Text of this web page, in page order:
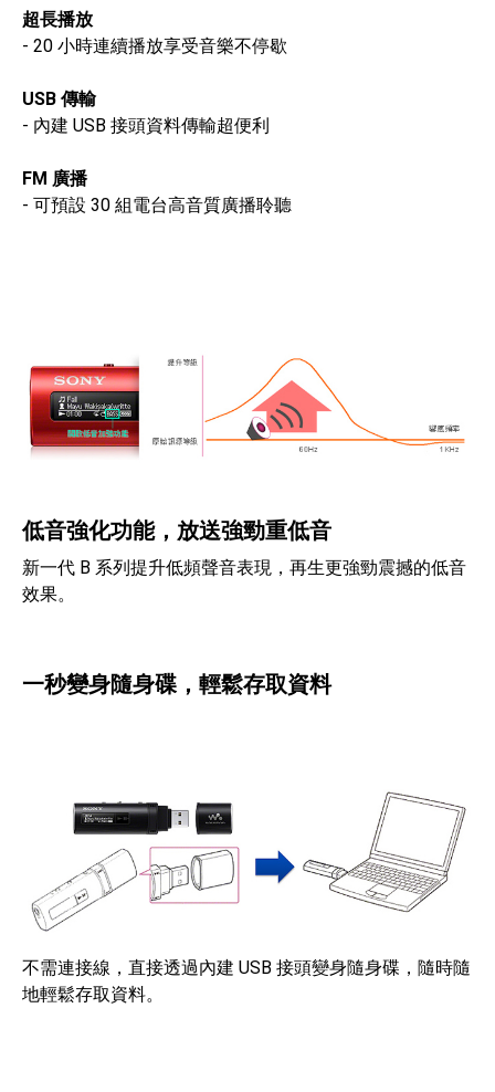
超長播放
- 20 小時連續播放享受音樂不停歇
USB 傳輸
- 內建 USB 接頭資料傳輸超便利
FM 廣播
- 可預設 30 組電台高音質廣播聆聽
低音強化功能，放送強勁重低音
新一代 B 系列提升低頻聲音表現，再生更強勁震撼的低音
效果。
一秒變身隨身碟，輕鬆存取資料
不需連接線，直接透過內建 USB 接頭變身隨身碟，隨時隨
地輕鬆存取資料。